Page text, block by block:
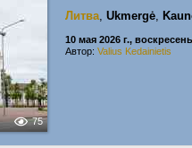
75
Литва, Ukmergė,
10 мая 2026 г.,
Автор: Valius Kedainietis